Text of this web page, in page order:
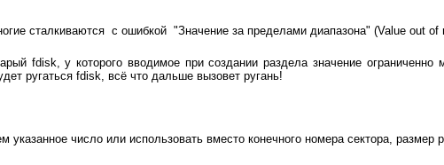
сталкиваются с ошибкой "Значение за пределами диапазона" (Value out
fdisk, у которого вводимое при создании раздела значение
ругаться fdisk, всё что дальше вызовет ругань!
число или использовать вместо конечного номера сектора, размер